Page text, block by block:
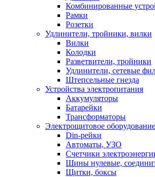
Комбинированные
Рамки
Розетки
Удлинители, тройники, вилки
Вилки
Колодки
Разветвители, тройники
Удлинители, сетевые
Штепсельные гнезда
Устройства электропитания
Аккумуляторы
Батарейки
Трансформаторы
Электрощитовое оборудование
Din-рейки
Автоматы, УЗО
Счетчики
Шины нулевые,
Щитки, боксы